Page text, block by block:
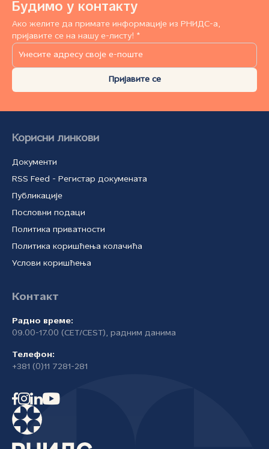
Будимо у контакту
Ако желите да примате информације из РНИДС-а,
пријавите се на нашу е-листу! *
Пријавите се
Корисни линкови
Документи
RSS Feed - Регистар докумената
Публикације
Пословни подаци
Политика приватности
Политика коришћења колачића
Услови коришћења
Контакт
Радно време:
09.00-17.00 (CET/CEST), радним данима
Телефон:
+381 (0)11 7281-281